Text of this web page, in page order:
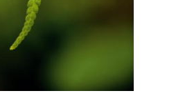
Сочетания для